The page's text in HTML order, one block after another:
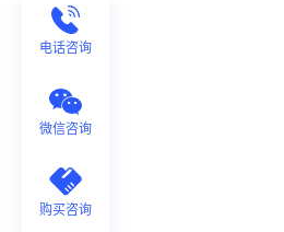
电话咨询
微信咨询
购买咨询